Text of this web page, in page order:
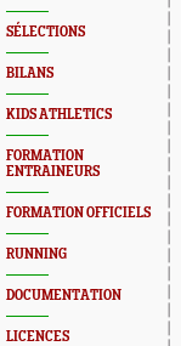
SÉLECTIONS
BILANS
KIDS ATHLETICS
FORMATION
ENTRAINEURS
FORMATION OFFICIELS
RUNNING
DOCUMENTATION
LICENCES